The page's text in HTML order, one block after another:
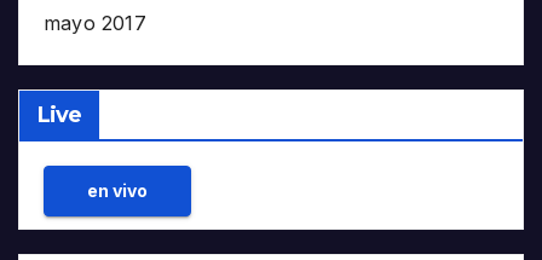
mayo 2017
Live
en vivo